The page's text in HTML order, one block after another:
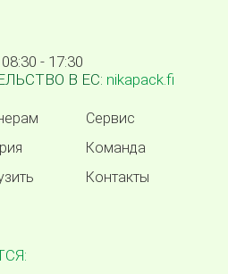
- 17:30
В ЕС: nikapack.fi
Сервис
Команда
Контакты